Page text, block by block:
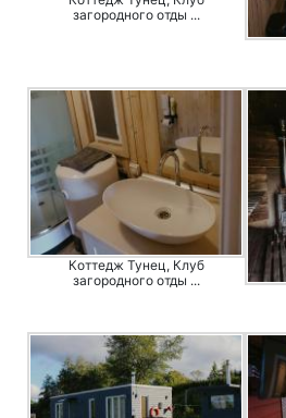
загородного отды ...
Коттедж Тунец, Клуб
загородного отды ...